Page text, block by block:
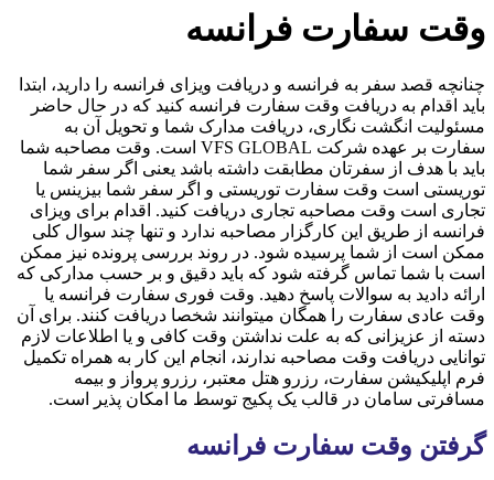
وقت سفارت فرانسه
چنانچه قصد سفر به فرانسه و دریافت ویزای فرانسه را دارید، ابتدا
باید اقدام به دریافت وقت سفارت فرانسه کنید که در حال حاضر
مسئولیت انگشت نگاری، دریافت مدارک شما و تحویل آن به
سفارت بر عهده شرکت VFS GLOBAL است. وقت مصاحبه شما
باید با هدف از سفرتان مطابقت داشته باشد یعنی اگر سفر شما
توریستی است وقت سفارت توریستی و اگر سفر شما بیزینس یا
تجاری است وقت مصاحبه تجاری دریافت کنید. اقدام برای ویزای
فرانسه از طریق این کارگزار مصاحبه ندارد و تنها چند سوال کلی
ممکن است از شما پرسیده شود. در روند بررسی پرونده نیز ممکن
است با شما تماس گرفته شود که باید دقیق و بر حسب مدارکی که
ارائه دادید به سوالات پاسخ دهید. وقت فوری سفارت فرانسه یا
وقت عادی سفارت را همگان میتوانند شخصا دریافت کنند. برای آن
دسته از عزیزانی که به علت نداشتن وقت کافی و یا اطلاعات لازم
توانایی دریافت وقت مصاحبه ندارند، انجام این کار به همراه تکمیل
فرم اپلیکیشن سفارت، رزرو هتل معتبر، رزرو پرواز و بیمه
مسافرتی سامان در قالب یک پکیج توسط ما امکان پذیر است.
گرفتن وقت سفارت فرانسه